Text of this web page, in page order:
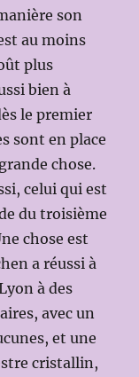
son
au moins
plus
bien à
le premier
sont en place
chose.
celui qui est
du troisième
chose est
a réussi à
à des
avec un
et une
cristallin,